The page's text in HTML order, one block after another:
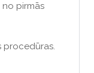
no pirmās
procedūras.